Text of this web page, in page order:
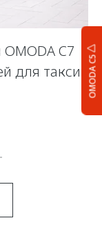
OMODA C5
C7
для такси
5